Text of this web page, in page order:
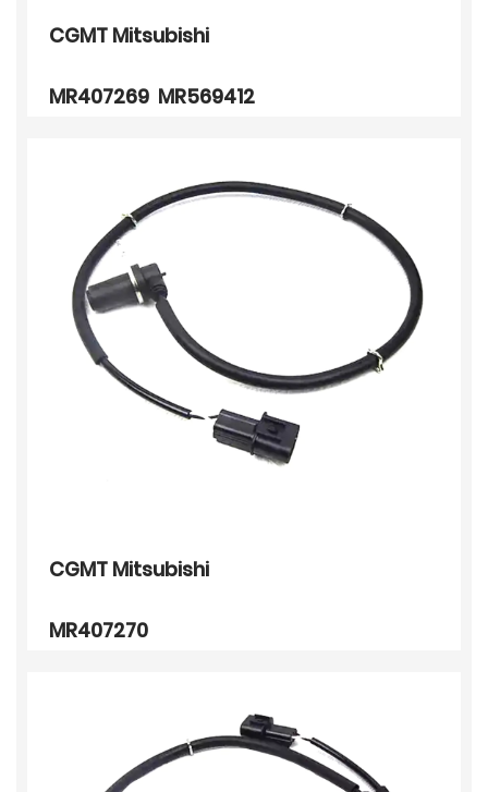
CGMT Mitsubishi
MR407269 MR569412
CGMT Mitsubishi
MR407270